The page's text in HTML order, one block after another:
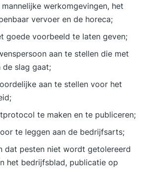
werkomgevingen, het
vervoer en de horeca;
goede voorbeeld te laten geven;
aan te stellen die met
de slag gaat;
aan te stellen voor het
te maken en te publiceren;
te leggen aan de bedrijfsarts;
dat pesten niet wordt getolereerd
het bedrijfsblad, publicatie op